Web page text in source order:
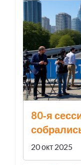
80‑я
20 окт 2025